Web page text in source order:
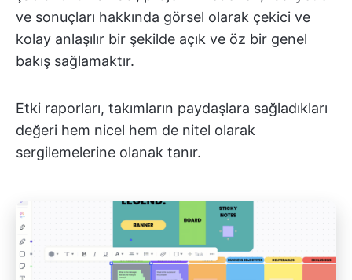
ve sonuçları hakkında görsel olarak çekici ve
kolay anlaşılır bir şekilde açık ve öz bir genel
bakış sağlamaktır.
Etki raporları, takımların paydaşlara sağladıkları
değeri hem nicel hem de nitel olarak
sergilemelerine olanak tanır.